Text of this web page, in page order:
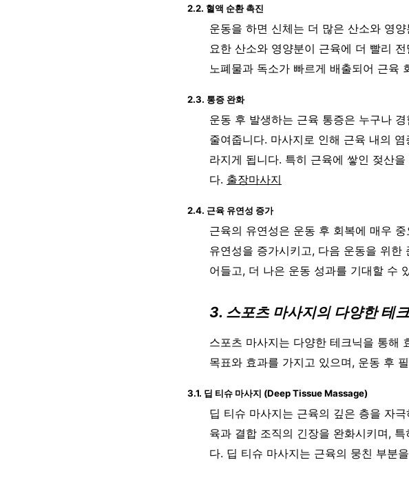
2.2. 혈액 순환 촉진
운동을 하면 신체는 더 많은 산소와 영
요한 산소와 영양분이 근육에 더 빨리
노폐물과 독소가 빠르게 배출되어 근육
2.3. 통증 완화
운동 후 발생하는 근육 통증은 누구나
줄여줍니다. 마사지로 인해 근육 내의
라지게 됩니다. 특히 근육에 쌓인 젖산
다. 출장마사지
2.4. 근육 유연성 증가
근육의 유연성은 운동 후 회복에 매우
유연성을 증가시키고, 다음 운동을 위
어들고, 더 나은 운동 성과를 기대할 수
3. 스포츠 마사지의 다양한 테
스포츠 마사지는 다양한 테크닉을 통해
목표와 효과를 가지고 있으며, 운동 후
3.1. 딥 티슈 마사지 (Deep Tissue Massage)
딥 티슈 마사지는 근육의 깊은 층을 자
육과 결합 조직의 긴장을 완화시키며,
다. 딥 티슈 마사지는 근육의 뭉친 부분